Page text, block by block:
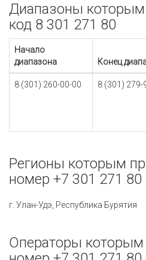
Диапазоны
код 8 301 271 80
Начало
диапазона
Конец
8 (301) 260-00-00 8 (301) 279-
Регионы которым
номер +7 301 271 80
г. Улан-Удэ, Республика Бурятия
Операторы